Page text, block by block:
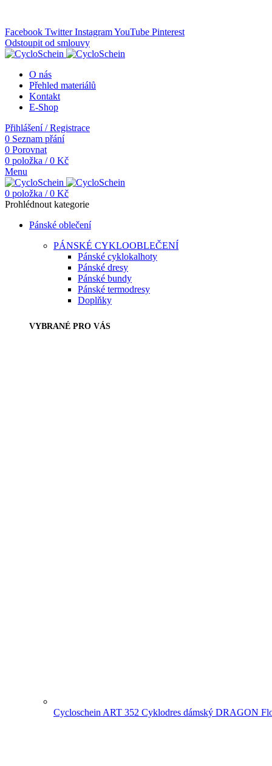
Facebook Twitter InstagramYouTube Pinterest
Odstoupit od smlouvy
O nás
Přehled materiálů
Kontakt
E-Shop
Přihlášení / Registrace
0 Seznam přání
0 Porovnat
0 položka / 0 Kč
Menu
0 položka / 0 Kč
Prohlédnout kategorie
Pánské oblečení
PÁNSKÉ CYKLOOBLEČENÍ
Pánské cyklokalhoty
Pánské dresy
Pánské bundy
Pánské termodresy
Doplňky
VYBRANÉ PRO VÁS
Cycloschein ART 352 Cyklodres dámský DRAGON